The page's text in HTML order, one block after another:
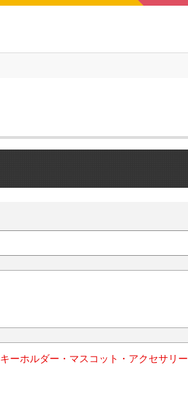
キーホルダー・マスコット・アクセサリー